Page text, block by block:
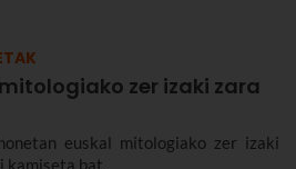
zer izaki zara
euskal mitologiako zer izaki